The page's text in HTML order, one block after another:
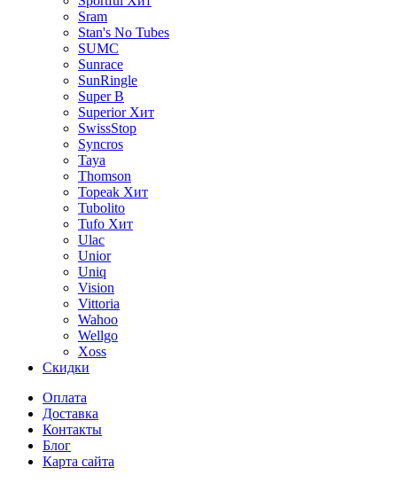
Sram
Stan's No Tubes
SUMC
Sunrace
SunRingle
Super B
Superior Хит
SwissStop
Syncros
Taya
Thomson
Topeak Хит
Tubolito
Tufo Хит
Ulac
Unior
Uniq
Vision
Vittoria
Wahoo
Wellgo
Xoss
Скидки
Оплата
Доставка
Контакты
Блог
Карта сайта